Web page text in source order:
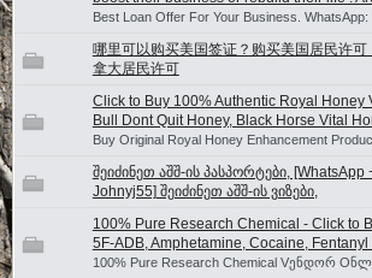
Best Loan Offer For Your Business. WhatsApp:
哪里可以购买美国签证？购买美国居民许
拿大居民许可
Click to Buy 100% Authentic Royal
Bull Dont Quit Honey, Black Horse Vital
Buy Original Royal Honey Enhancement
შეიძინეთ აშშ-ის პასპორტები,
Johnyj55] შეიძინეთ აშშ-ის ვიზები,
100% Pure Research Chemical - Click to
5F-ADB, Amphetamine, Cocaine, Fentanyl
100% Pure Research Chemical Vენდორ